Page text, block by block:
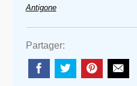
Antigone
Partager: